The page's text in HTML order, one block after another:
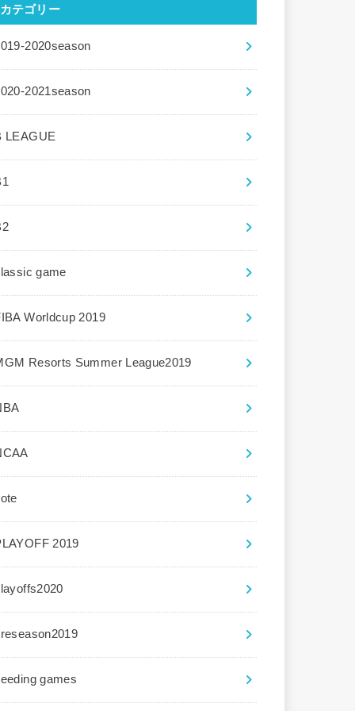
カテゴリー
2020season
2021season
LEAGUE
game
Worldcup 2019
Resorts Summer League2019
2019
games